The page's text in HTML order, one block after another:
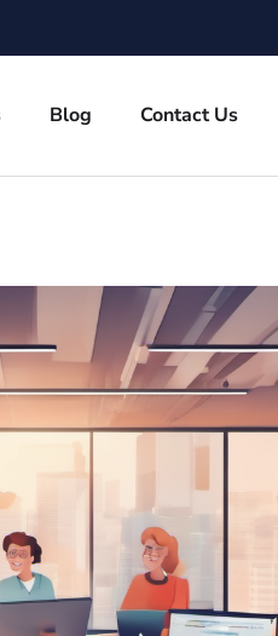
Blog Contact Us